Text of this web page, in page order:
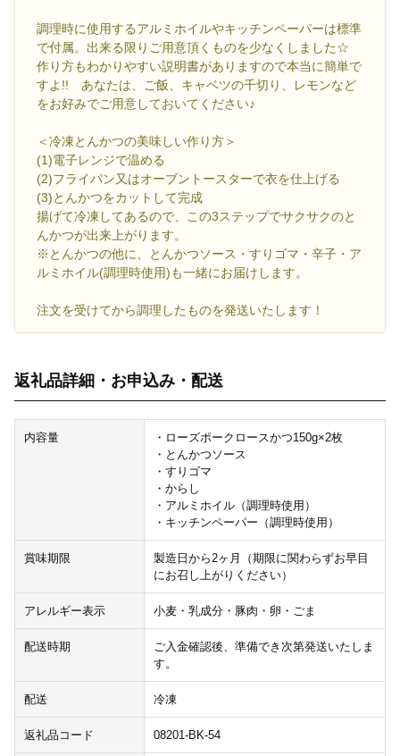
調理時に使用するアルミホイルやキッチンペーパーは標準
で付属。出来る限りご用意頂くものを少なくしました☆
作り方もわかりやすい説明書がありますので本当に簡単で
すよ!! あなたは、ご飯、キャベツの千切り、レモンなど
をお好みでご用意しておいてください♪
＜冷凍とんかつの美味しい作り方＞
(1)電子レンジで温める
(2)フライパン又はオーブントースターで衣を仕上げる
(3)とんかつをカットして完成
揚げて冷凍してあるので、この3ステップでサクサクのと
んかつが出来上がります。
※とんかつの他に、とんかつソース・すりゴマ・辛子・ア
ルミホイル(調理時使用)も一緒にお届けします。
注文を受けてから調理したものを発送いたします！
返礼品詳細・お申込み・配送
内容量
・ローズポークロースかつ150g×2枚
・とんかつソース
・すりゴマ
・からし
・アルミホイル（調理時使用）
・キッチンペーパー（調理時使用）
賞味期限
製造日から2ヶ月（期限に関わらずお早目
にお召し上がりください）
アレルギー表示 小麦・乳成分・豚肉・卵・ごま
配送時期
ご入金確認後、準備でき次第発送いたしま
す。
配送 冷凍
返礼品コード 08201-BK-54